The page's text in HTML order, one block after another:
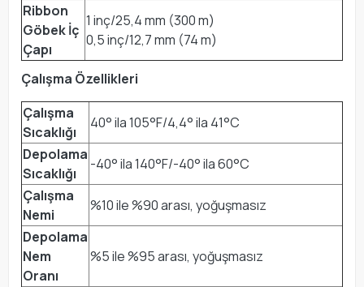
Ribbon
Göbek İç
Çapı
1 inç/25,4 mm (300 m)
0,5 inç/12,7 mm (74 m)
Çalışma Özellikleri
Çalışma
Sıcaklığı
40° ila 105°F/4,4° ila 41°C
Depolama
Sıcaklığı
-40° ila 140°F/-40° ila 60°C
Çalışma
Nemi
%10 ile %90 arası, yoğuşmasız
Depolama
Nem
Oranı
%5 ile %95 arası, yoğuşmasız